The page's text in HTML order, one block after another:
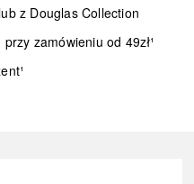
z Douglas Collection
zamówieniu od 49zł¹